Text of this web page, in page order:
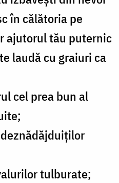
în călătoria pe
ajutorul tău puternic
laudă cu graiuri ca
cel prea bun al
tulburate;